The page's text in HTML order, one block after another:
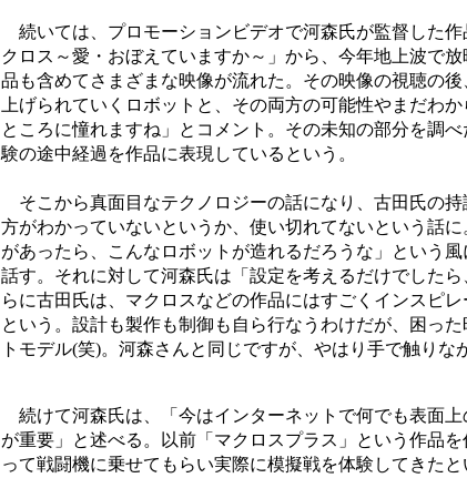
続いては、プロモーションビデオで河森氏が監督した
クロス～愛・おぼえていますか～」から、今年地上波で
品も含めてさまざまな映像が流れた。その映像の視聴の
上げられていくロボットと、その両方の可能性やまだわ
ところに憧れますね」とコメント。その未知の部分を調
験の途中経過を作品に表現しているという。
そこから真面目なテクノロジーの話になり、古田氏の
方がわかっていないというか、使い切れてないという話
があったら、こんなロボットが造れるだろうな」という
話す。それに対して河森氏は「設定を考えるだけでした
らに古田氏は、マクロスなどの作品にはすごくインスピ
という。設計も製作も制御も自ら行なうわけだが、困っ
トモデル(笑)。河森さんと同じですが、やはり手で触りな
続けて河森氏は、「今はインターネットで何でも表面
が重要」と述べる。以前「マクロスプラス」という作品
って戦闘機に乗せてもらい実際に模擬戦を体験してきた